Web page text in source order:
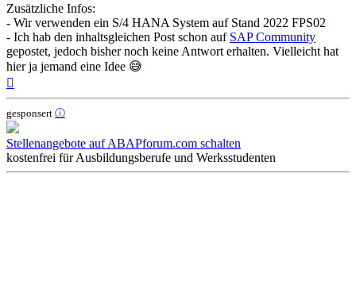
Zusätzliche Infos:
- Wir verwenden ein S/4 HANA System auf Stand 2022 FPS02
- Ich hab den inhaltsgleichen Post schon auf SAP Community
gepostet, jedoch bisher noch keine Antwort erhalten. Vielleicht hat
hier ja jemand eine Idee 😅
gesponsert ⓘ
Stellenangebote auf ABAPforum.com schalten
kostenfrei für Ausbildungsberufe und Werksstudenten